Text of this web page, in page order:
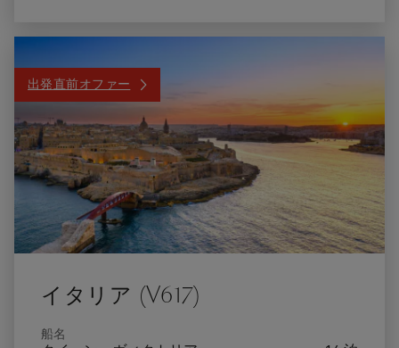
出発直前オファー
イタリア (V617)
船名